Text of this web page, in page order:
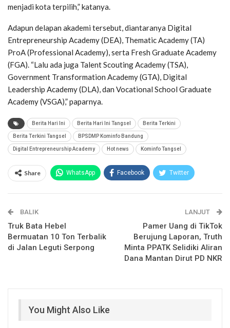
menjadi kota terpilih,” katanya.
Adapun delapan akademi tersebut, diantaranya Digital
Entrepreneurship Academy (DEA), Thematic Academy (TA)
ProA (Professional Academy), serta Fresh Graduate Academy
(FGA). “Lalu ada juga Talent Scouting Academy (TSA),
Government Transformation Academy (GTA), Digital
Leadership Academy (DLA), dan Vocational School Graduate
Academy (VSGA),” paparnya.
Berita Hari Ini Berita Hari Ini Tangsel Berita Terkini
Berita Terkini Tangsel BPSDMP Kominfo Bandung
Digital Entrepreneurship Academy Hot news Kominfo Tangsel
Share WhatsApp Facebook Twitter
Telegram
BALIK
Truk Bata Hebel
Bermuatan 10 Ton Terbalik
di Jalan Leguti Serpong
LANJUT
Pamer Uang di TikTok
Berujung Laporan, Truth
Minta PPATK Selidiki Aliran
Dana Mantan Dirut PD NKR
You Might Also Like